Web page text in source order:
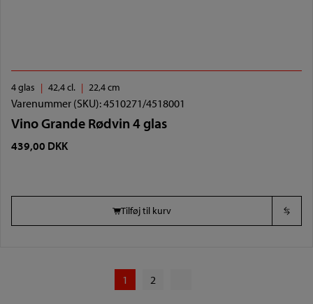
4 glas 42,4 cl. 22,4 cm
Varenummer (SKU):4510271/4518001
Vino Grande Rødvin 4 glas
439,00 DKK
Tilføj til kurv
1 2